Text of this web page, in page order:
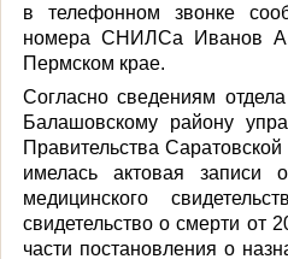
в телефонном звонке
номера СНИЛСа Иванов
Пермском крае.
Согласно сведениям
Балашовскому району
Правительства
имелась актовая записи
медицинского
свидетельство о смерти от
части постановления о